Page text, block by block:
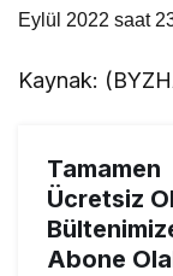
Eylül 2022 saat
Kaynak:
Tamamen
Ücretsiz
Abone